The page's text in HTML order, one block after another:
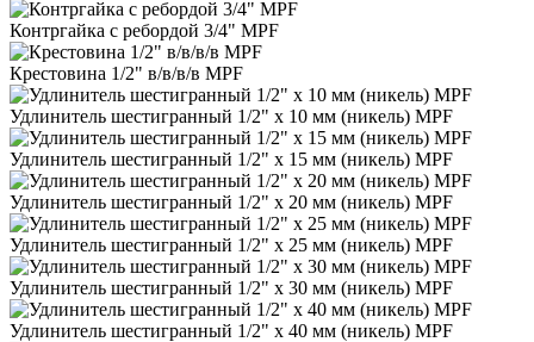
Контргайка с ребордой 3/4" MPF
Крестовина 1/2" в/в/в/в MPF
Удлинитель шестигранный 1/2" х 10 мм (никель) MPF
Удлинитель шестигранный 1/2" х 15 мм (никель) MPF
Удлинитель шестигранный 1/2" х 20 мм (никель) MPF
Удлинитель шестигранный 1/2" х 25 мм (никель) MPF
Удлинитель шестигранный 1/2" х 30 мм (никель) MPF
Удлинитель шестигранный 1/2" х 40 мм (никель) MPF